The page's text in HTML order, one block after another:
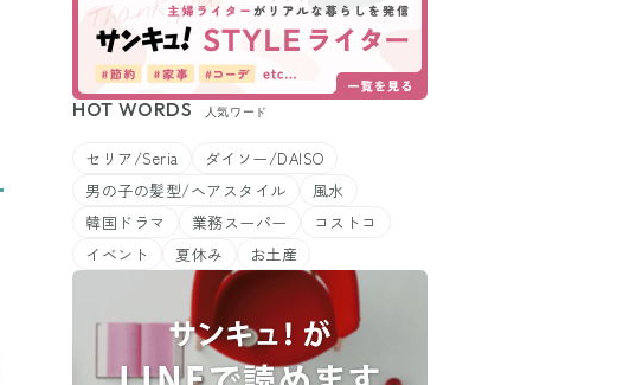
HOT WORDS 人気ワード
セリア/Seria
ダイソー/DAISO
男の子の髪型/ヘアスタイル
風水
韓国ドラマ
業務スーパー
コストコ
イベント
夏休み お土産